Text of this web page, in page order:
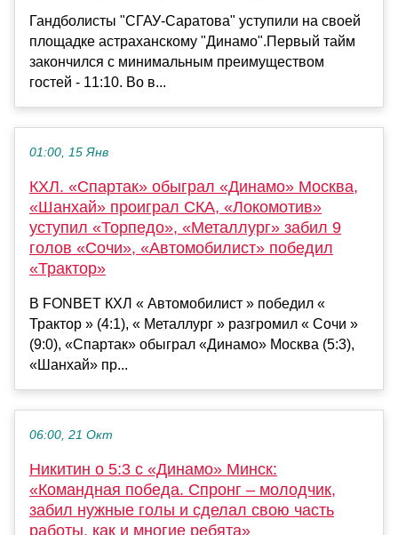
Гандболисты "СГАУ-Саратова" уступили на своей
площадке астраханскому "Динамо".Первый тайм
закончился с минимальным преимуществом
гостей - 11:10. Во в...
01:00, 15 Янв
КХЛ. «Спартак» обыграл «Динамо» Москва,
«Шанхай» проиграл СКА, «Локомотив»
уступил «Торпедо», «Металлург» забил 9
голов «Сочи», «Автомобилист» победил
«Трактор»
В FONBET КХЛ « Автомобилист » победил «
Трактор » (4:1), « Металлург » разгромил « Сочи »
(9:0), «Спартак» обыграл «Динамо» Москва (5:3),
«Шанхай» пр...
06:00, 21 Окт
Никитин о 5:3 с «Динамо» Минск:
«Командная победа. Спронг – молодчик,
забил нужные голы и сделал свою часть
работы, как и многие ребята»